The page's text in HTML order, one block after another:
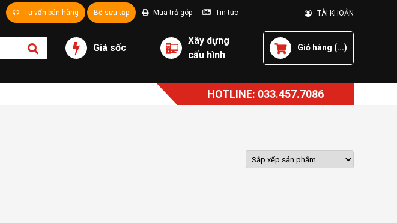
Tư vấn bán hàng Bộ sưu tập Mua trả góp Tin tức TÀI KHOẢN
Giá sốc
Xây dựng
cấu hình
Giỏ hàng (...)
HOTLINE: 033.457.7086